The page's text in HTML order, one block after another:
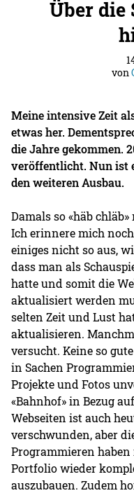
Über die
von
Meine intensive Zeit
etwas her.
die Jahre gekommen.
veröffentlicht. Nun ist
den weiteren Ausbau.
Damals so «häb
Ich erinnere mich
einiges nicht so aus,
dass man als
hatte und somit die
aktualisiert werden
selten Zeit und Lust
aktualisieren.
versucht. Keine so
in Sachen
Projekte und Fotos
«Bahnhof» in Bezug
Webseiten ist auch
verschwunden, aber
Programmieren
Portfolio wieder
auszubauen. Zudem